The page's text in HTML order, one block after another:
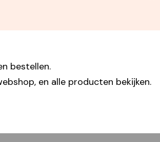
bestellen.
en alle producten bekijken.